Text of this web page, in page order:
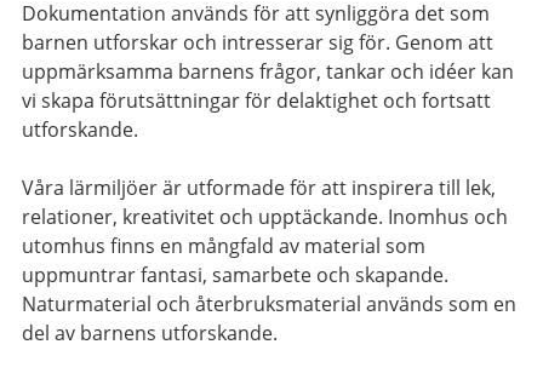
Dokumentation används för att synliggöra det som
barnen utforskar och intresserar sig för. Genom att
uppmärksamma barnens frågor, tankar och idéer kan
vi skapa förutsättningar för delaktighet och fortsatt
utforskande.
Våra lärmiljöer är utformade för att inspirera till lek,
relationer, kreativitet och upptäckande. Inomhus och
utomhus finns en mångfald av material som
uppmuntrar fantasi, samarbete och skapande.
Naturmaterial och återbruksmaterial används som en
del av barnens utforskande.